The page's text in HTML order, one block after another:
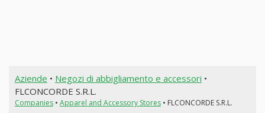
Aziende • Negozi di abbigliamento e accessori •
FLCONCORDE S.R.L.
Companies• Apparel and Accessory Stores• FLCONCORDE S.R.L.